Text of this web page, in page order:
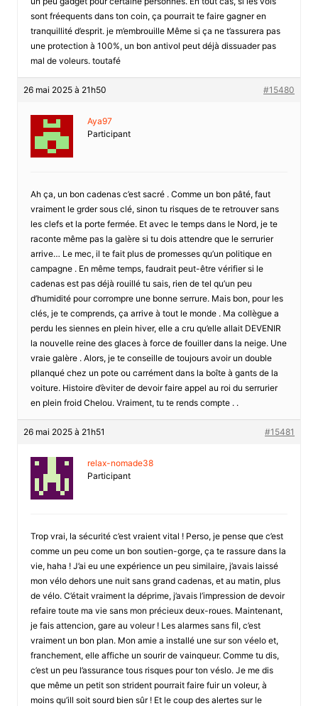
sont fréequents dans ton coin, ça pourrait te faire gagner en
tranquillité d’esprit. je m’embrouille Même si ça ne t’assurera pas
une protection à 100%, un bon antivol peut déjà dissuader pas
mal de voleurs. toutafé
26 mai 2025 à 21h50 #15480
Aya97
Participant
Ah ça, un bon cadenas c’est sacré . Comme un bon pâté, faut
vraiment le grder sous clé, sinon tu risques de te retrouver sans
les clefs et la porte fermée. Et avec le temps dans le Nord, je te
raconte même pas la galère si tu dois attendre que le serrurier
arrive… Le mec, il te fait plus de promesses qu’un politique en
campagne . En même temps, faudrait peut-être vérifier si le
cadenas est pas déjà rouillé tu sais, rien de tel qu’un peu
d’humidité pour corrompre une bonne serrure. Mais bon, pour les
clés, je te comprends, ça arrive à tout le monde . Ma collègue a
perdu les siennes en plein hiver, elle a cru qu’elle allait DEVENIR
la nouvelle reine des glaces à force de fouiller dans la neige. Une
vraie galère . Alors, je te conseille de toujours avoir un double
pllanqué chez un pote ou carrément dans la boîte à gants de la
voiture. Histoire d’èviter de devoir faire appel au roi du serrurier
en plein froid Chelou. Vraiment, tu te rends compte . .
26 mai 2025 à 21h51 #15481
relax-nomade38
Participant
Trop vrai, la sécurité c’est vraient vital ! Perso, je pense que c’est
comme un peu come un bon soutien-gorge, ça te rassure dans la
vie, haha ! J’ai eu une expérience un peu similaire, j’avais laissé
mon vélo dehors une nuit sans grand cadenas, et au matin, plus
de vélo. C’était vraiment la déprime, j’avais l’impression de devoir
refaire toute ma vie sans mon précieux deux-roues. Maintenant,
je fais attencion, gare au voleur ! Les alarmes sans fil, c’est
vraiment un bon plan. Mon amie a installé une sur son véelo et,
franchement, elle affiche un sourir de vainqueur. Comme tu dis,
c’est un peu l’assurance tous risques pour ton véslo. Je me dis
que même un petit son strident pourrait faire fuir un voleur, à
moins qu’ill soit sourd bien sûr ! Et le coup des alertes sur le